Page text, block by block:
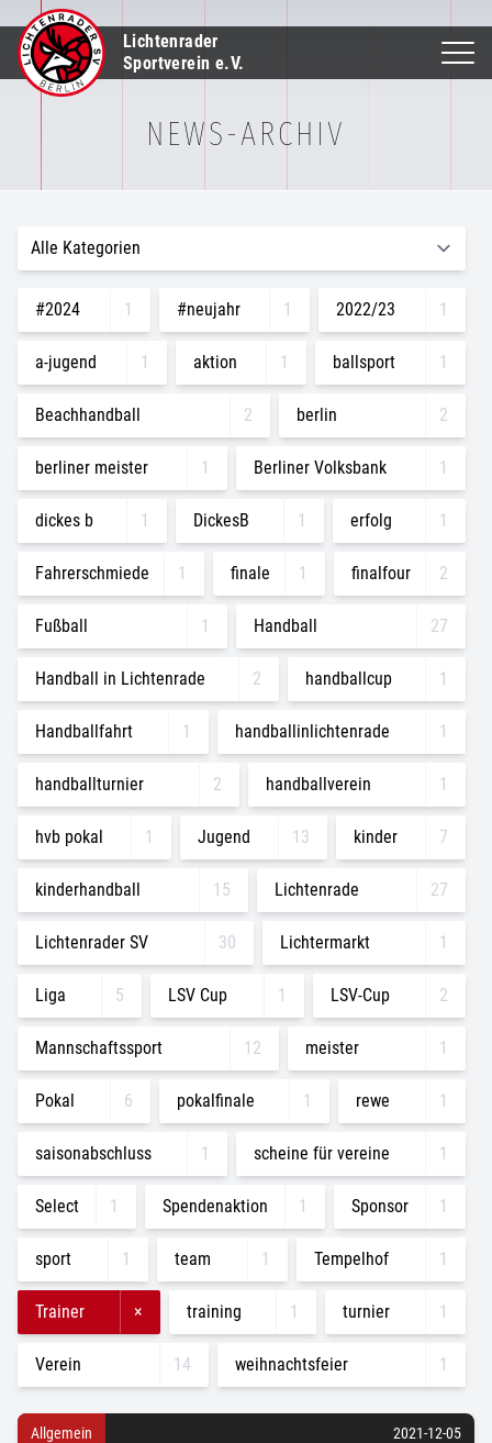
Lichtenrader
Sportverein e.V.
NEWS-ARCHIV
Allgemein 2021-12-05
#2024 1 #neujahr 1 2022/23 1
a-jugend 1 aktion 1 ballsport 1
Beachhandball 2 berlin 2
berliner meister 1 Berliner Volksbank 1
dickes b 1 DickesB 1 erfolg 1
Fahrerschmiede 1 finale 1 finalfour 2
Fußball 1 Handball 27
Handball in Lichtenrade 2 handballcup 1
Handballfahrt 1 handballinlichtenrade 1
handballturnier 2 handballverein 1
hvb pokal 1 Jugend 13 kinder 7
kinderhandball 15 Lichtenrade 27
Lichtenrader SV 30 Lichtermarkt 1
Liga 5 LSV Cup 1 LSV-Cup 2
Mannschaftssport 12 meister 1
Pokal 6 pokalfinale 1 rewe 1
saisonabschluss 1 scheine für vereine 1
Select 1 Spendenaktion 1 Sponsor 1
sport 1 team 1 Tempelhof 1
Trainer × training 1 turnier 1
Verein 14 weihnachtsfeier 1